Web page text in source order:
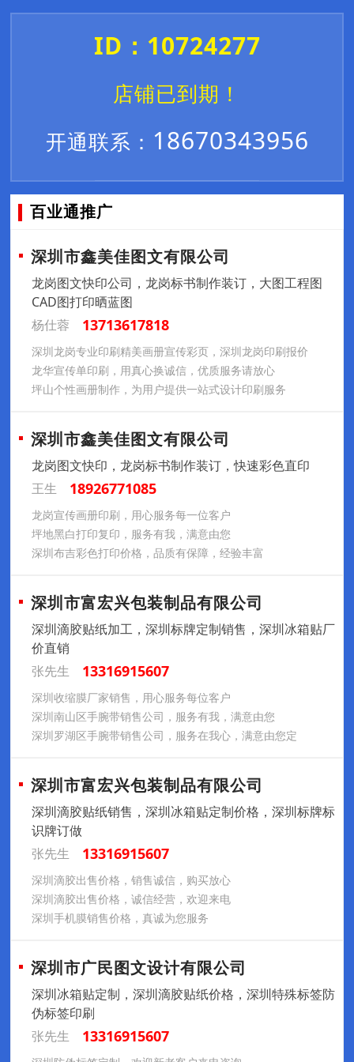
ID：10724277
店铺已到期！
开通联系： 18670343956
百业通推广
深圳市鑫美佳图文有限公司
龙岗图文快印公司，龙岗标书制作装订，大图工程图
CAD图打印晒蓝图
杨仕蓉
13713617818
深圳龙岗专业印刷精美画册宣传彩页，深圳龙岗印刷报价
龙华宣传单印刷，用真心换诚信，优质服务请放心
坪山个性画册制作，为用户提供一站式设计印刷服务
深圳市鑫美佳图文有限公司
龙岗图文快印，龙岗标书制作装订，快速彩色直印
王生
18926771085
龙岗宣传画册印刷，用心服务每一位客户
坪地黑白打印复印，服务有我，满意由您
深圳布吉彩色打印价格，品质有保障，经验丰富
深圳市富宏兴包装制品有限公司
深圳滴胶贴纸加工，深圳标牌定制销售，深圳冰箱贴厂
价直销
张先生
13316915607
深圳收缩膜厂家销售，用心服务每位客户
深圳南山区手腕带销售公司，服务有我，满意由您
深圳罗湖区手腕带销售公司，服务在我心，满意由您定
深圳市富宏兴包装制品有限公司
深圳滴胶贴纸销售，深圳冰箱贴定制价格，深圳标牌标
识牌订做
张先生
13316915607
深圳滴胶出售价格，销售诚信，购买放心
深圳滴胶出售价格，诚信经营，欢迎来电
深圳手机膜销售价格，真诚为您服务
深圳市广民图文设计有限公司
深圳冰箱贴定制，深圳滴胶贴纸价格，深圳特殊标签防
伪标签印刷
张先生
13316915607